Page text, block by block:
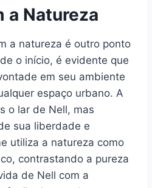
a Natureza
a natureza é outro ponto
o início, é evidente que
em seu ambiente
espaço urbano. A
o lar de Nell, mas
sua liberdade e
utiliza a natureza como
contrastando a pureza
de Nell com a